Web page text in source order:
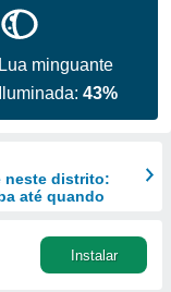
Lua minguante
Iluminada:43%
neste distrito:
até quando
Instalar